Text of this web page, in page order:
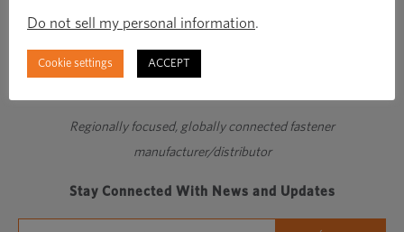
Regionally focused, globally connected fastener
manufacturer/distributor
Stay Connected With News and Updates
Do not sell my personal information.
Cookie settings ACCEPT